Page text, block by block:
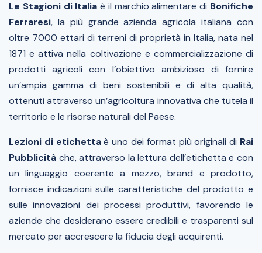
Le Stagioni di Italia è il marchio alimentare di Bonifiche
Ferraresi, la più grande azienda agricola italiana con
oltre 7000 ettari di terreni di proprietà in Italia, nata nel
1871 e attiva nella coltivazione e commercializzazione di
prodotti agricoli con l’obiettivo ambizioso di fornire
un’ampia gamma di beni sostenibili e di alta qualità,
ottenuti attraverso un’agricoltura innovativa che tutela il
territorio e le risorse naturali del Paese.
Lezioni di etichettaè uno dei format più originali di Rai
Pubblicità che, attraverso la lettura dell’etichetta e con
un linguaggio coerente a mezzo, brand e prodotto,
fornisce indicazioni sulle caratteristiche del prodotto e
sulle innovazioni dei processi produttivi, favorendo le
aziende che desiderano essere credibili e trasparenti sul
mercato per accrescere la fiducia degli acquirenti.